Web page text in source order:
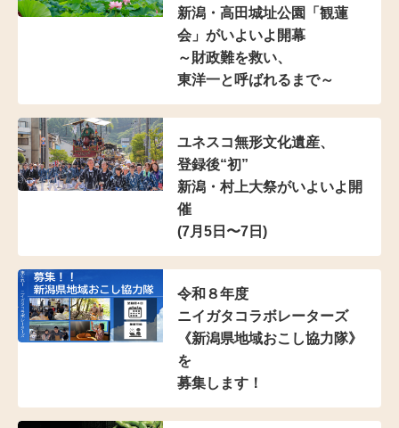
新潟・高田城址公園「観蓮
会」がいよいよ開幕
～財政難を救い、
東洋一と呼ばれるまで～
ユネスコ無形文化遺産、
登録後“初”
新潟・村上大祭がいよいよ開
催
(7月5日〜7日)
令和８年度
ニイガタコラボレーターズ
《新潟県地域おこし協力隊》
を
募集します！